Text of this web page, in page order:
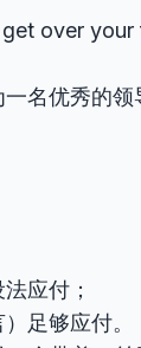
over
名优秀的领
应付；
足够应付。